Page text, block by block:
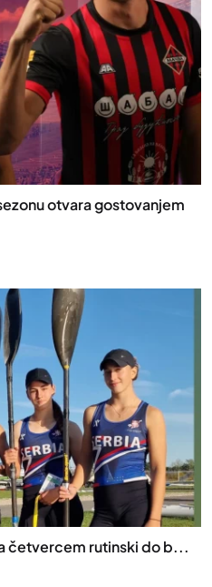
otvara gostovanjem
četvercem rutinski do b...